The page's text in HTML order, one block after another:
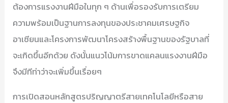
ต้องการแรงงานฝีมือในทุก ๆ ด้านเพื่อรองรับการเตรียม
ความพร้อมเป็นฐานการลงทุนของประชาคมเศรษฐกิจ
อาเซียนและโครงการพัฒนาโครงสร้างพื้นฐานของรัฐบาลที่
จะเกิดขึ้นอีกด้วย ดังนั้นแนวโน้มการขาดแคลนแรงงานฝีมือ
จึงมีทีท่าว่าจะเพิ่มขึ้นเรื่อยๆ
การเปิดสอนหลักสูตรปริญญาตรีสายเทคโนโลยีหรือสาย